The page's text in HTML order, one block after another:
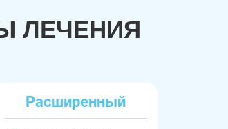
ЛЕЧЕНИЯ
Расширенный